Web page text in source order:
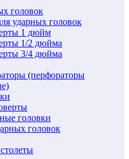
головок
ударных головок
1 дюйм
1/2 дюйма
3/4 дюйма
(перфораторы
головки
головок